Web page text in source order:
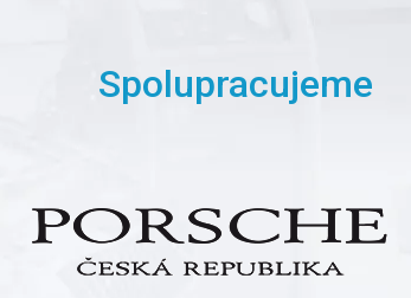
Spolupracujeme